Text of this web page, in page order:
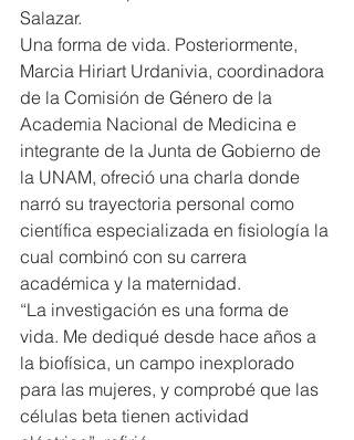
Salazar.
Una forma de vida. Posteriormente,
Marcia Hiriart Urdanivia, coordinadora
de la Comisión de Género de la
Academia Nacional de Medicina e
integrante de la Junta de Gobierno de
la UNAM, ofreció una charla donde
narró su trayectoria personal como
científica especializada en fisiología la
cual combinó con su carrera
académica y la maternidad.
“La investigación es una forma de
vida. Me dediqué desde hace años a
la biofísica, un campo inexplorado
para las mujeres, y comprobé que las
células beta tienen actividad